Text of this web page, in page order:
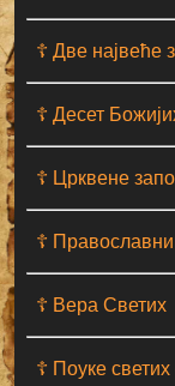
☦ Две највеће
☦ Десет
☦ Црквене
☦
☦ Вера Светих
☦ Поуке светих